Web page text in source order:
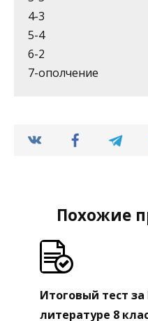
4-3
5-4
6-2
7-ополчение
Похожие
Итоговый тест
литературе 8